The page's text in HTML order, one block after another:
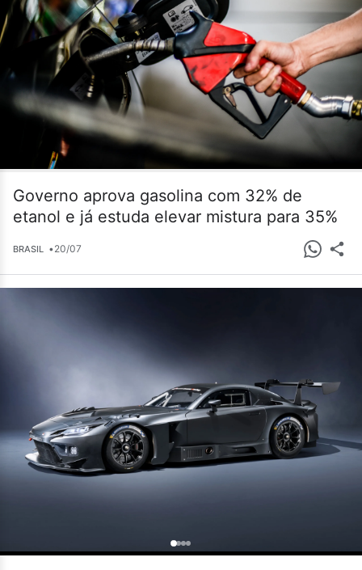
Governo aprova gasolina com 32% de
etanol e já estuda elevar mistura para 35%
BRASIL •20/07